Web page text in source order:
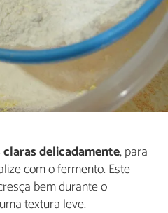
delicadamente, para
com o fermento. Este
bem durante o
textura leve.